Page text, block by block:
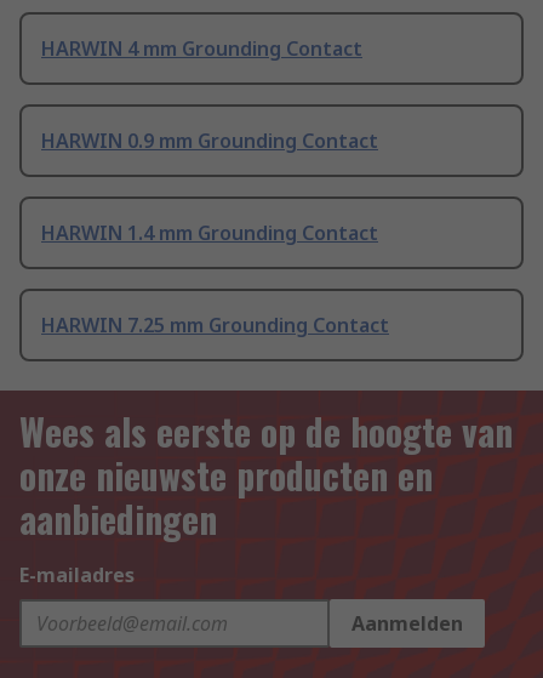
HARWIN 4 mm Grounding Contact
HARWIN 0.9 mm Grounding Contact
HARWIN 1.4 mm Grounding Contact
HARWIN 7.25 mm Grounding Contact
Wees als eerste op de hoogte van
onze nieuwste producten en
aanbiedingen
E-mailadres
Aanmelden